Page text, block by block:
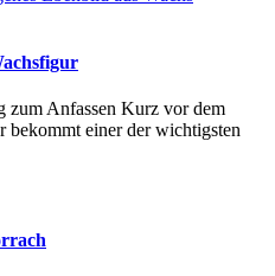
zum Anfassen Kurz vor dem
bekommt einer der wichtigsten